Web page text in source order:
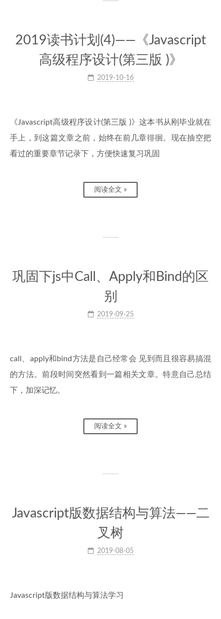
2019读书计划(4)——《Javascript
高级程序设计(第三版 )》
2019-10-16
《Javascript高级程序设计(第三版 )》这本书从刚毕业就在
手上，到这篇文章之前，始终在前几章徘徊。现在抽空把
看过的重要章节记录下，方便快速复习巩固
阅读全文 »
巩固下js中Call、Apply和Bind的区
别
2019-09-25
call、apply和bind方法是自己经常会 见到而且很容易搞混
的方法。前段时间突然看到一篇相关文章。特意自己总结
下，加深记忆。
阅读全文 »
Javascript版数据结构与算法——二
叉树
2019-08-05
Javascript版数据结构与算法学习